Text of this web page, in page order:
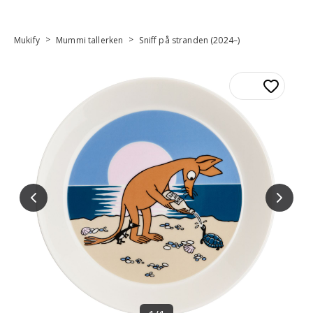
Mukify > Mummi tallerken > Sniff på stranden (2024–)